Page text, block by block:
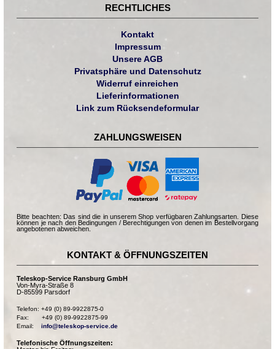
RECHTLICHES
Kontakt
Impressum
Unsere AGB
Privatsphäre und Datenschutz
Widerruf einreichen
Lieferinformationen
Link zum Rücksendeformular
ZAHLUNGSWEISEN
Bitte beachten: Das sind die in unserem Shop verfügbaren Zahlungsarten. Diese
können je nach den Bedingungen / Berechtigungen von denen im Bestellvorgang
angebotenen abweichen.
KONTAKT & ÖFFNUNGSZEITEN
Teleskop-Service Ransburg GmbH
Von-Myra-Straße 8
D-85599 Parsdorf
Telefon: +49 (0) 89-9922875-0
Fax:       +49 (0) 89-9922875-99
Email: info@teleskop-service.de
Telefonische Öffnungszeiten: